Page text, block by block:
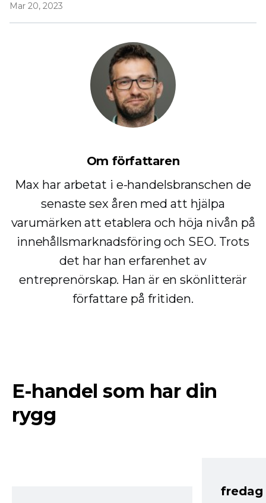
Mar 20, 2023
Om författaren
Max har arbetat i e-handelsbranschen de
senaste sex åren med att hjälpa
varumärken att etablera och höja nivån på
innehållsmarknadsföring och SEO. Trots
det har han erfarenhet av
entreprenörskap. Han är en skönlitterär
författare på fritiden.
E-handel som har din
rygg
fredag